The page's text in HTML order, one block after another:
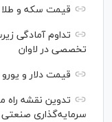
قیمت سکه و طلا در ۱۷ مرداد
تداوم آمادگی
تخصصی در لاوان
قیمت دلار و یورو مرکز
تدوین نقشه راه
سرمایه‌گذاری صنعتی